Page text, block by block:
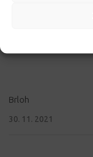
Brloh
30. 11. 2021